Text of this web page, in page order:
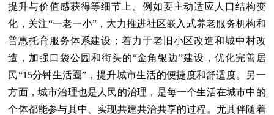
提升与价值感获得等细节上。例如要主动适应人口结构变
化，关注“一老一小”，大力推进社区嵌入式养老服务机构和
普惠托育服务体系建设；着力于老旧小区改造和城中村改
造，加强口袋公园和街头的“金角银边”建设，优化完善居
民“15分钟生活圈”，提升城市生活的便捷度和舒适度。另一
方面，城市治理也是人民的治理，是每一个生活在城市中的
个体都能参与其中、实现共建共治共享的过程。尤其伴随着